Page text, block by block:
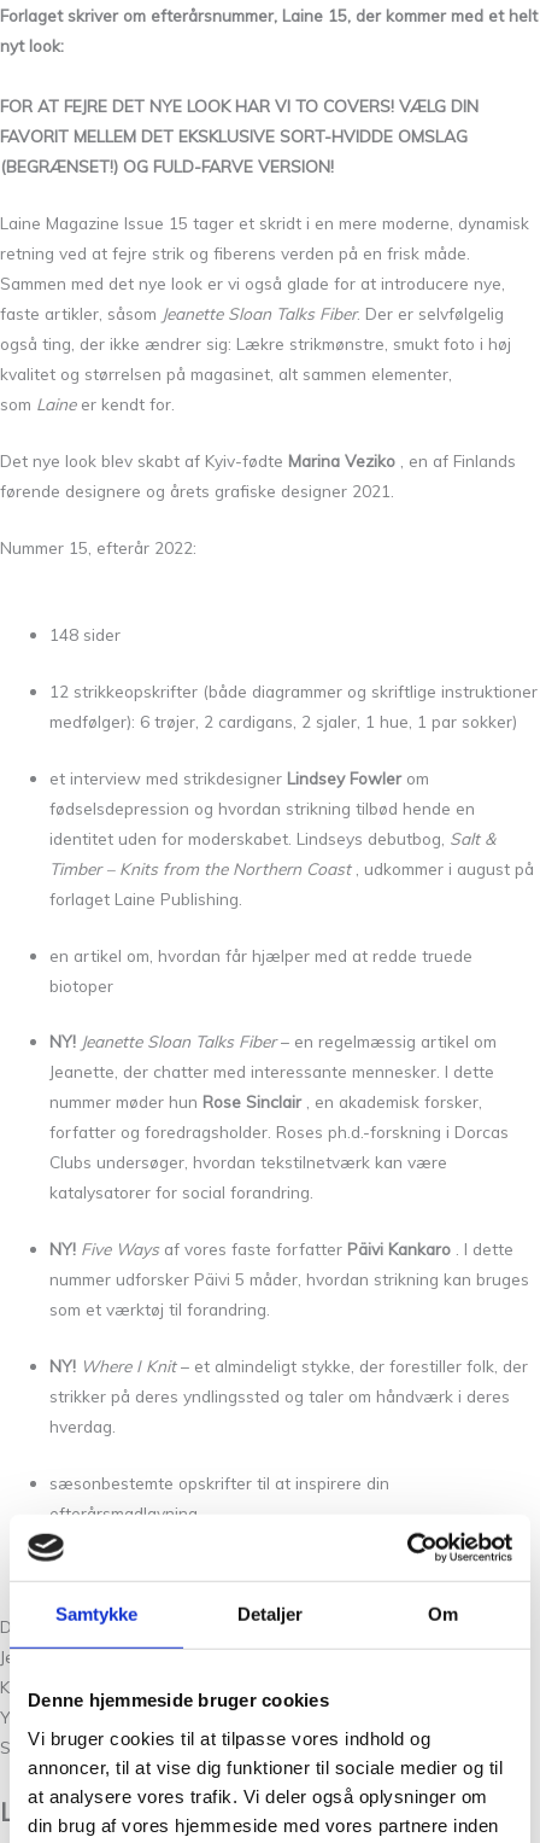
Samtykke Detaljer Om
Denne hjemmeside bruger cookies
Vi bruger cookies til at tilpasse vores indhold og
annoncer, til at vise dig funktioner til sociale medier og til
at analysere vores trafik. Vi deler også oplysninger om
din brug af vores hjemmeside med vores partnere inden
Forlaget skriver om efterårsnummer, Laine 15, der kommer med et helt
nyt look:
FOR AT FEJRE DET NYE LOOK HAR VI TO COVERS! VÆLG DIN
FAVORIT MELLEM DET EKSKLUSIVE SORT-HVIDDE OMSLAG
(BEGRÆNSET!) OG FULD-FARVE VERSION!
Laine Magazine Issue 15 tager et skridt i en mere moderne, dynamisk
retning ved at fejre strik og fiberens verden på en frisk måde.
Sammen med det nye look er vi også glade for at introducere nye,
faste artikler, såsom Jeanette Sloan Talks Fiber. Der er selvfølgelig
også ting, der ikke ændrer sig: Lækre strikmønstre, smukt foto i høj
kvalitet og størrelsen på magasinet, alt sammen elementer,
som Laineer kendt for.
Det nye look blev skabt af Kyiv-fødte Marina Veziko , en af ​​Finlands
førende designere og årets grafiske designer 2021.
Nummer 15, efterår 2022:
148 sider
12 strikkeopskrifter (både diagrammer og skriftlige instruktioner
medfølger): 6 trøjer, 2 cardigans, 2 sjaler, 1 hue, 1 par sokker)
et interview med strikdesigner Lindsey Fowlerom
fødselsdepression og hvordan strikning tilbød hende en
identitet uden for moderskabet. Lindseys debutbog, Salt &
Timber – Knits from the Northern Coast, udkommer i august på
forlaget Laine Publishing.
en artikel om, hvordan får hjælper med at redde truede
biotoper
NY! Jeanette Sloan Talks Fiber– en regelmæssig artikel om
Jeanette, der chatter med interessante mennesker. I dette
nummer møder hun Rose Sinclair, en akademisk forsker,
forfatter og foredragsholder. Roses ph.d.-forskning i Dorcas
Clubs undersøger, hvordan tekstilnetværk kan være
katalysatorer for social forandring.
NY! Five Ways af vores faste forfatter Päivi Kankaro . I dette
nummer udforsker Päivi 5 måder, hvordan strikning kan bruges
som et værktøj til forandring.
NY! Where I Knit– et almindeligt stykke, der forestiller folk, der
strikker på deres yndlingssted og taler om håndværk i deres
hverdag.
sæsonbestemte opskrifter til at inspirere din
efterårsmadlavning
Designere med i dette nummer:
Jenny Ansah, Jennifer Brou, Weichien Chan (også kendt som Petite
Knitter), Štěpánka Drchalová, Meiju KP, Bernice Lim (også kendt som
Yamagara), Hanna Maciejewska, Terri Maue, Olga Putano, Florence
Spurling og Yiğitcan Vatansever.
Lidt om Tante Grøn CPH